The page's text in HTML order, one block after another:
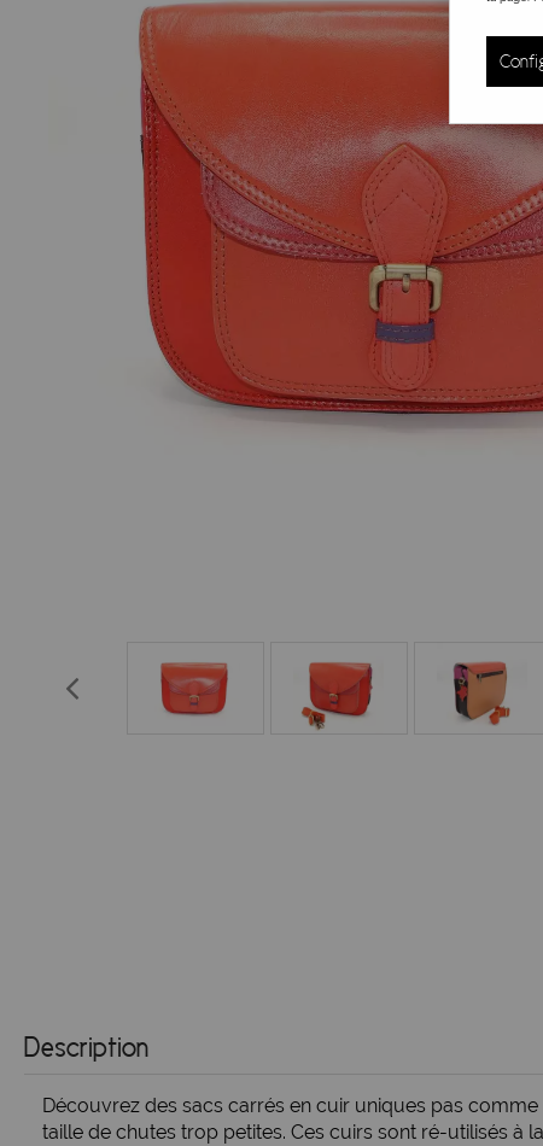
Description
Découvrez des sacs carrés en cuir uniques pas
taille de chutes trop petites. Ces cuirs sont ré-utilisés à